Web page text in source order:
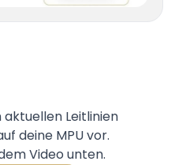
Leitlinien
deine MPU vor.
Video unten.